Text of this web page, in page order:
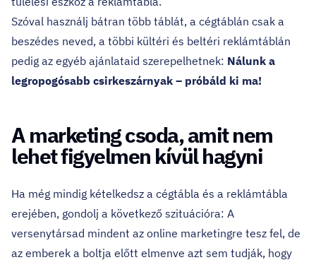
Szóval használj bátran több táblát, a cégtáblán csak a
beszédes neved, a többi kültéri és beltéri reklámtáblán
pedig az egyéb ajánlataid szerepelhetnek: Nálunk a
legropogósabb csirkeszárnyak – próbáld ki ma!
A marketing csoda, amit nem
lehet figyelmen kívül hagyni
Ha még mindig kételkedsz a cégtábla és a reklámtábla
erejében, gondolj a következő szituációra: A
versenytársad mindent az online marketingre tesz fel, de
az emberek a boltja előtt elmenve azt sem tudják, hogy